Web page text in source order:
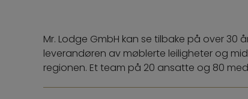
Mr. Lodge GmbH kan se tilbake på over 30
leverandøren av møblerte leiligheter og
regionen. Et team på 20 ansatte og 80